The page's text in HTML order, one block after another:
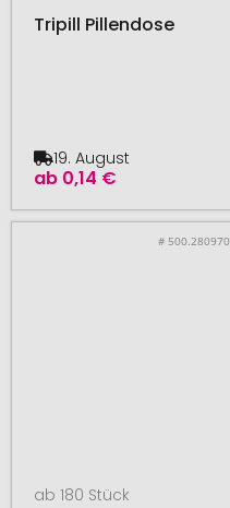
Tripill Pillendose
ab 0,14 €
19. August
# 500.280970
ab 180 Stück